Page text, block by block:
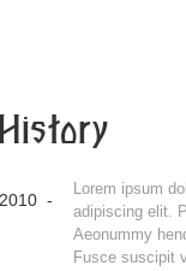
History
2010 -
Lorem ipsum
adipiscing elit.
Aeonummy
Fusce suscipit